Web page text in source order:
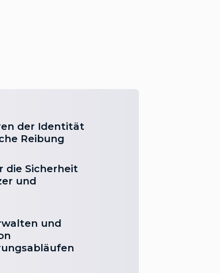
der Identität
Reibung
die Sicherheit
und
und